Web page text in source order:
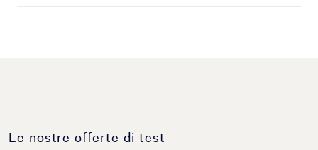
Le nostre offerte di test